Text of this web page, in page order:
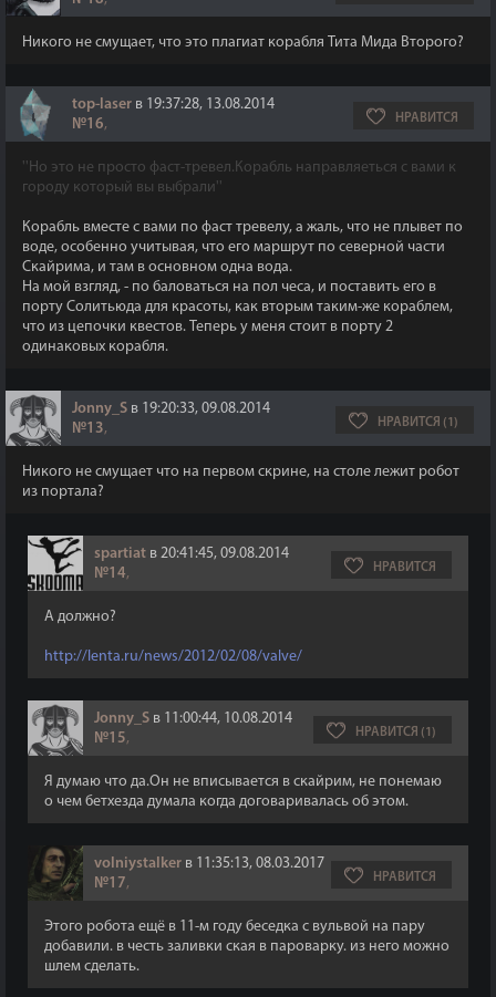
Никого не смущает, что это плагиат корабля Тита Мида Второго?
top-laser в 19:37:28, 13.08.2014
№16, НРАВИТСЯ
''Но это не просто фаст-тревел.Корабль направляеться с вами к
городу который вы выбрали''
Корабль вместе с вами по фаст тревелу, а жаль, что не плывет по
воде, особенно учитывая, что его маршрут по северной части
Скайрима, и там в основном одна вода.
На мой взгляд, - по баловаться на пол чеса, и поставить его в
порту Солитьюда для красоты, как вторым таким-же кораблем,
что из цепочки квестов. Теперь у меня стоит в порту 2
одинаковых корабля.
Jonny_S в 19:20:33, 09.08.2014
№13, НРАВИТСЯ (1)
Никого не смущает что на первом скрине, на столе лежит робот
из портала?
spartiat в 20:41:45, 09.08.2014
№14, НРАВИТСЯ
А должно?
http://lenta.ru/news/2012/02/08/valve/
Jonny_S в 11:00:44, 10.08.2014
№15, НРАВИТСЯ (1)
Я думаю что да.Он не вписывается в скайрим, не понемаю
о чем бетхезда думала когда договаривалась об этом.
volniystalker в 11:35:13, 08.03.2017
№17, НРАВИТСЯ
Этого робота ещё в 11-м году беседка с вульвой на пару
добавили. в честь заливки ская в пароварку. из него можно
шлем сделать.